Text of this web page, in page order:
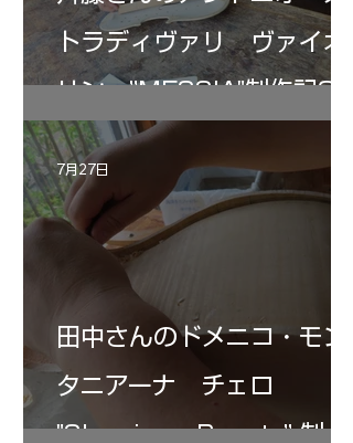
トラディヴァリ ヴァイオ
リン ”MESSIA"制作記33
田中さんのドメニコ・モン
タニアーナ チェロ
"Sleeping・Beauty” 制作
7月27日